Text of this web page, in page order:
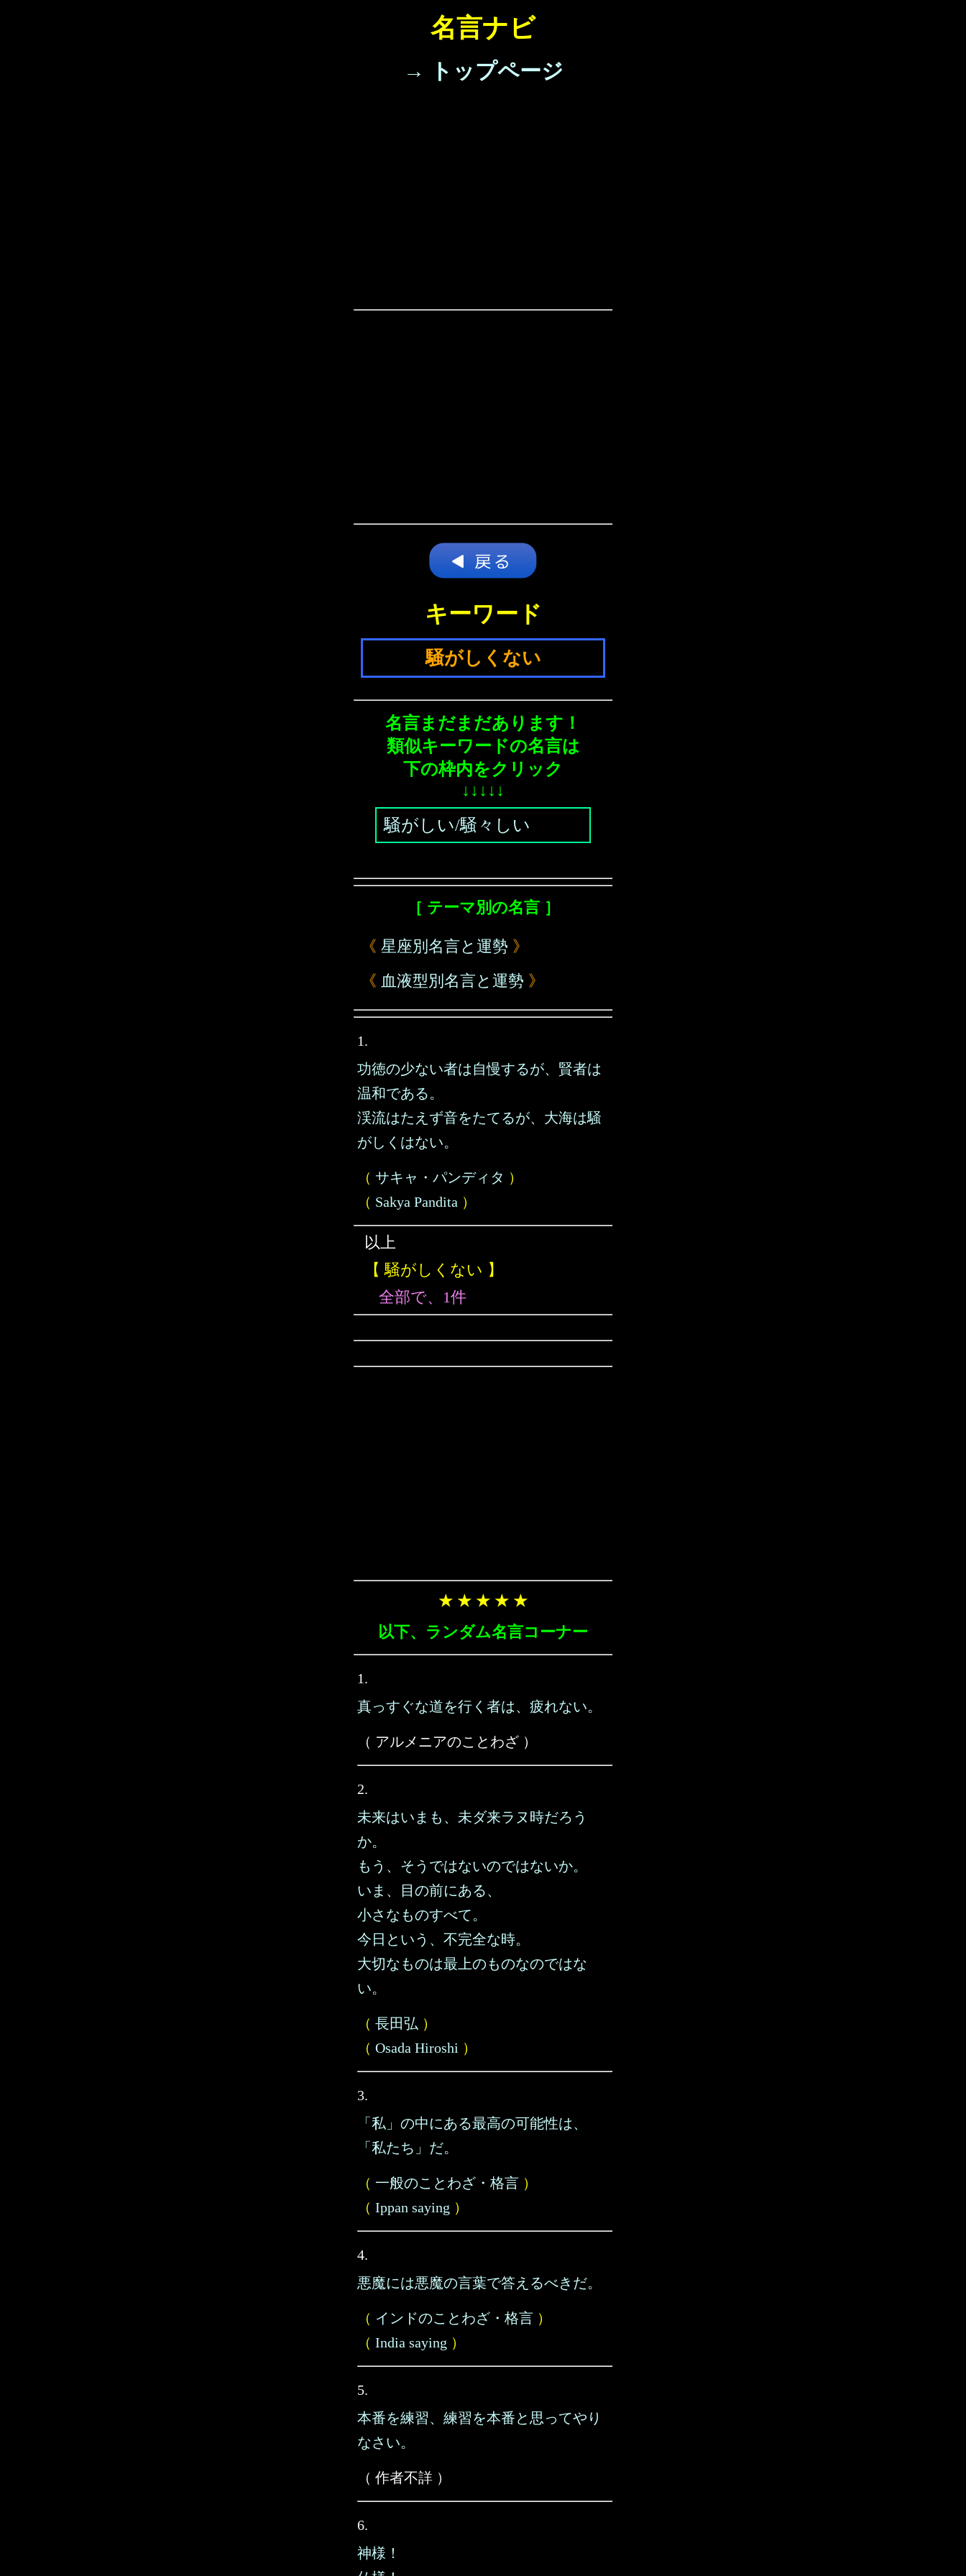
名言ナビ
→ トップページ
キーワード
騒がしくない
名言まだまだあります！
類似キーワードの名言は
下の枠内をクリック
↓↓↓↓↓
騒がしい/騒々しい
［ テーマ別の名言 ］
《 星座別名言と運勢 》
《 血液型別名言と運勢 》
1.
功徳の少ない者は自慢するが、賢者は
温和である。
渓流はたえず音をたてるが、大海は騒
がしくはない。
（ サキャ・パンディタ ）
（ Sakya Pandita ）
以上
【 騒がしくない 】
全部で、1件
★ ★ ★ ★ ★
以下、ランダム名言コーナー
1.
真っすぐな道を行く者は、疲れない。
（ アルメニアのことわざ ）
2.
未来はいまも、未ダ来ラヌ時だろう
か。
もう、そうではないのではないか。
いま、目の前にある、
小さなものすべて。
今日という、不完全な時。
大切なものは最上のものなのではな
い。
（ 長田弘 ）
（ Osada Hiroshi ）
3.
「私」の中にある最高の可能性は、
「私たち」だ。
（ 一般のことわざ・格言 ）
（ Ippan saying ）
4.
悪魔には悪魔の言葉で答えるべきだ。
（ インドのことわざ・格言 ）
（ India saying ）
5.
本番を練習、練習を本番と思ってやり
なさい。
（ 作者不詳 ）
6.
神様！